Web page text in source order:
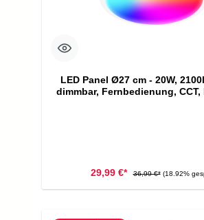
LED Panel Ø27 cm - 20W,
dimmbar, Fernbedienung, CCT,
29,99 €* 36,99 €* (18.92%